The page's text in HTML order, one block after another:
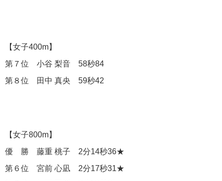
【女子400m】
第７位 小谷 梨音 58秒84
第８位 田中 真央 59秒42
【女子800m】
優 勝 藤重 桃子 2分14秒36★
第６位 宮前 心凪 2分17秒31★